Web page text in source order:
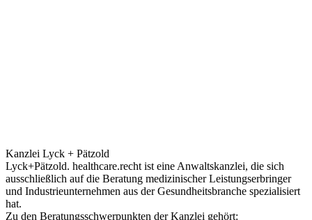
Kanzlei Lyck + Pätzold
Lyck+Pätzold. healthcare.recht ist eine Anwaltskanzlei, die sich
ausschließlich auf die Beratung medizinischer Leistungserbringer
und Industrieunternehmen aus der Gesundheitsbranche spezialisiert
hat.
Zu den Beratungsschwerpunkten der Kanzlei gehört: